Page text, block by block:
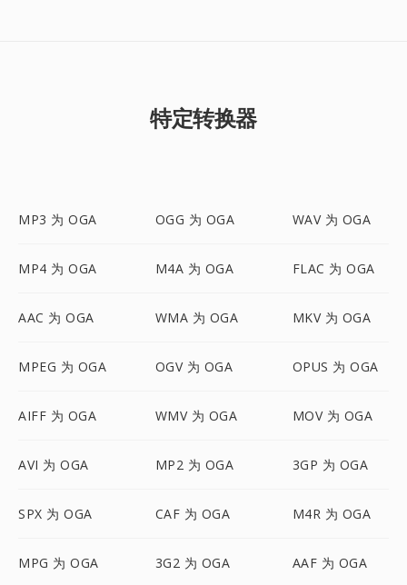
特定转换器
MP3 为 OGA OGG 为 OGA WAV 为 OGA
MP4 为 OGA M4A 为 OGA FLAC 为 OGA
AAC 为 OGA WMA 为 OGA MKV 为 OGA
MPEG 为 OGA OGV 为 OGA OPUS 为 OGA
AIFF 为 OGA WMV 为 OGA MOV 为 OGA
AVI 为 OGA MP2 为 OGA 3GP 为 OGA
SPX 为 OGA CAF 为 OGA M4R 为 OGA
MPG 为 OGA 3G2 为 OGA AAF 为 OGA